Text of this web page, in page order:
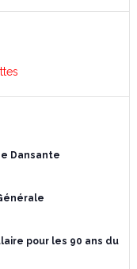
Dansante
pour les 90 ans du